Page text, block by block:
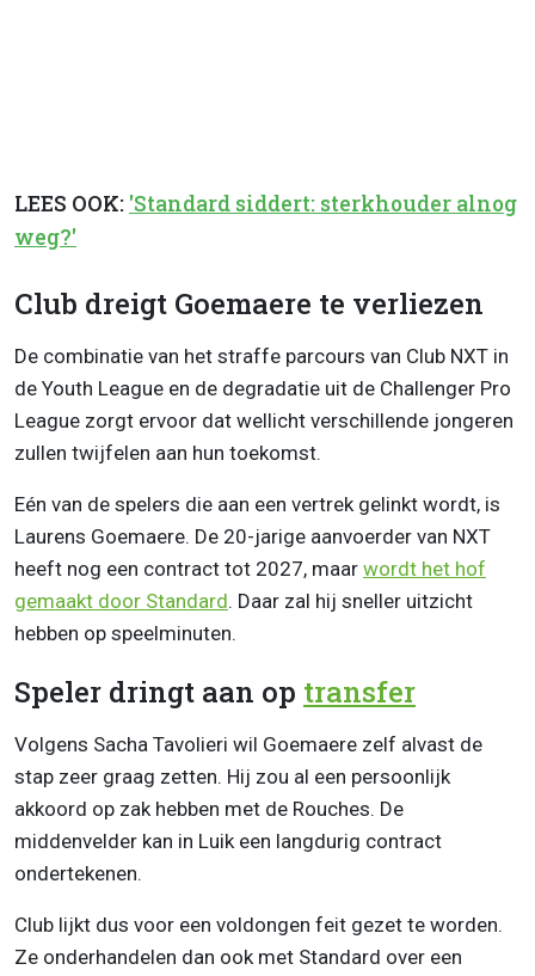
LEES OOK: 'Standard siddert: sterkhouder alnog
weg?'
Club dreigt Goemaere te verliezen
De combinatie van het straffe parcours van Club NXT in
de Youth League en de degradatie uit de Challenger Pro
League zorgt ervoor dat wellicht verschillende jongeren
zullen twijfelen aan hun toekomst.
Eén van de spelers die aan een vertrek gelinkt wordt, is
Laurens Goemaere. De 20-jarige aanvoerder van NXT
heeft nog een contract tot 2027, maar wordt het hof
gemaakt door Standard. Daar zal hij sneller uitzicht
hebben op speelminuten.
Speler dringt aan op transfer
Volgens Sacha Tavolieri wil Goemaere zelf alvast de
stap zeer graag zetten. Hij zou al een persoonlijk
akkoord op zak hebben met de Rouches. De
middenvelder kan in Luik een langdurig contract
ondertekenen.
Club lijkt dus voor een voldongen feit gezet te worden.
Ze onderhandelen dan ook met Standard over een